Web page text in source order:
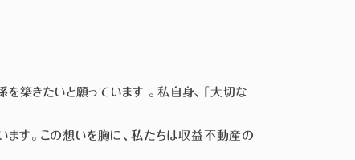
築きたいと願っています 。私自身、「大切な
ます。この想いを胸に、私たちは収益不動産の